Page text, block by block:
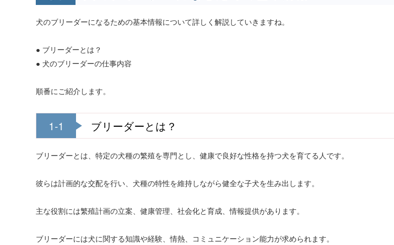
犬のブリーダーになるための基本情報について詳しく解説していきますね。
● ブリーダーとは？
● 犬のブリーダーの仕事内容
順番にご紹介します。
1-1 ブリーダーとは？
ブリーダーとは、特定の犬種の繁殖を専門とし、健康で良好な性格を持つ犬を育てる人です。
彼らは計画的な交配を行い、犬種の特性を維持しながら健全な子犬を生み出します。
主な役割には繁殖計画の立案、健康管理、社会化と育成、情報提供があります。
ブリーダーには犬に関する知識や経験、情熱、コミュニケーション能力が求められます。